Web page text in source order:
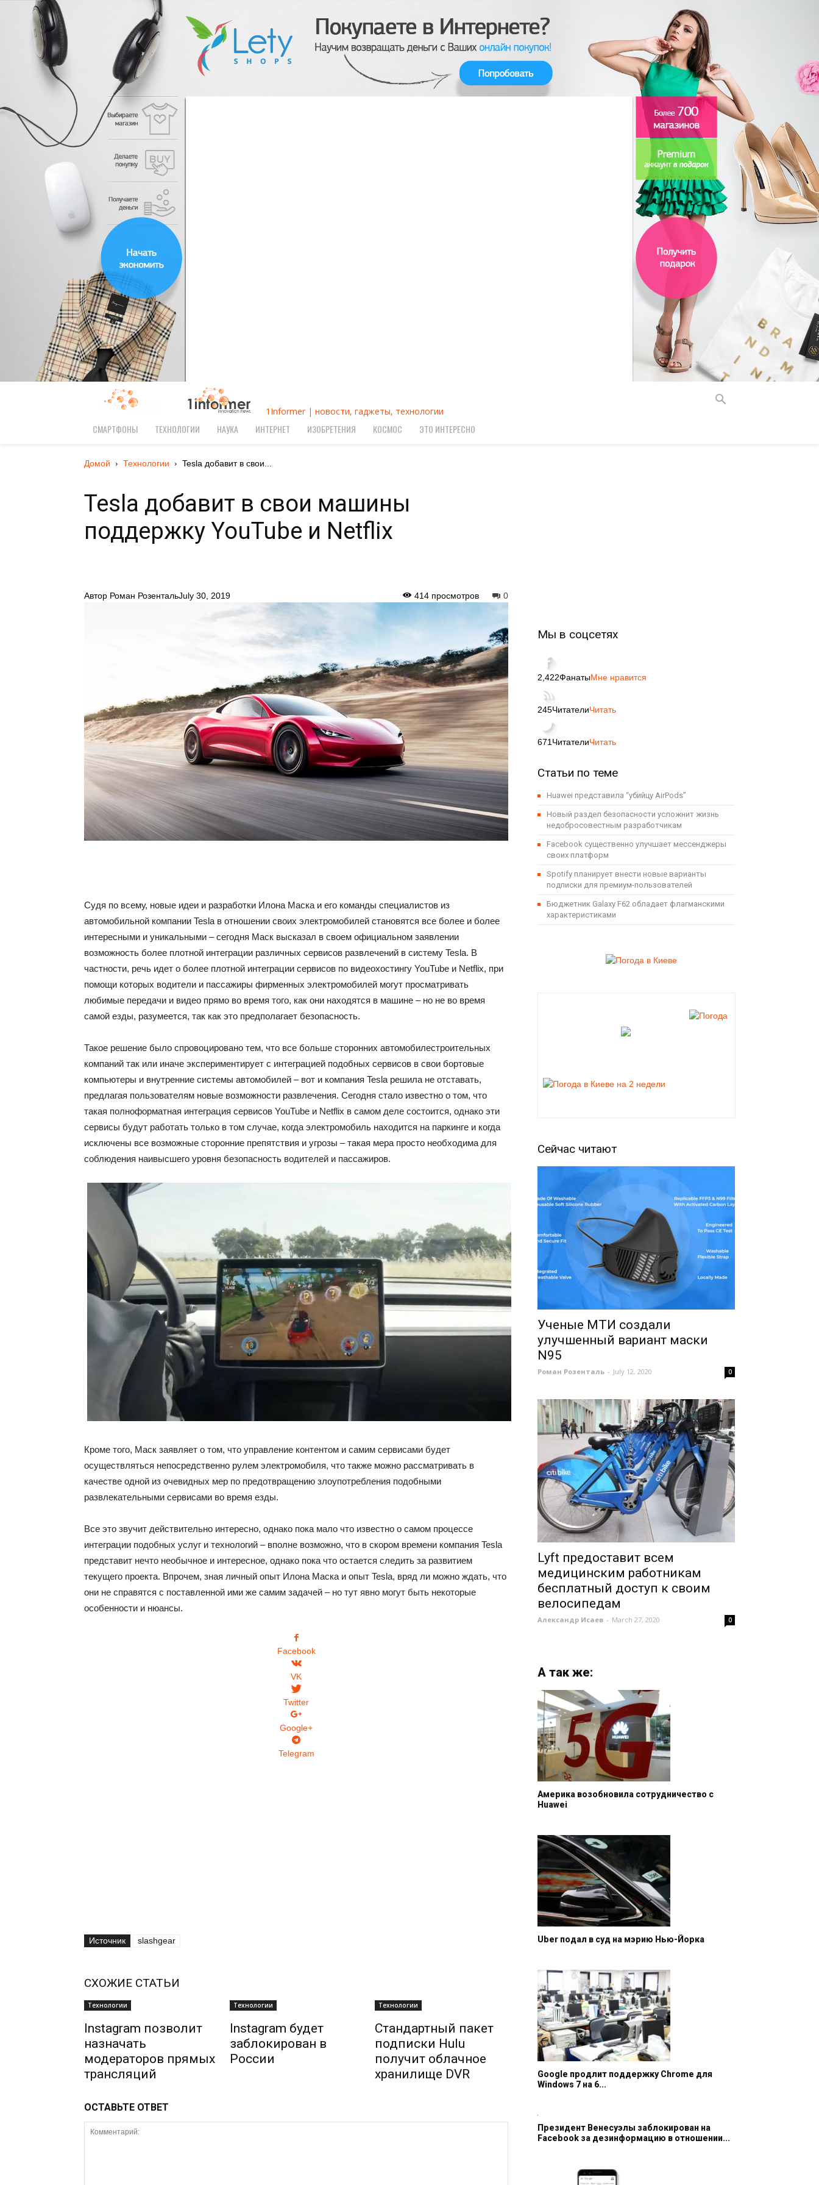
1Informer | новости, гаджеты, технологии
СМАРТФОНЫ ТЕХНОЛОГИИ НАУКА ИНТЕРНЕТ ИЗОБРЕТЕНИЯ КОСМОС ЭТО ИНТЕРЕСНО
Домой Технологии Tesla добавит в свои...
Tesla добавит в свои машины
поддержку YouTube и Netflix
Автор Роман РозентальJuly 30, 2019 0
414 просмотров
Судя по всему, новые идеи и разработки Илона Маска и его команды специалистов из
автомобильной компании Tesla в отношении своих электромобилей становятся все более и более
интересными и уникальными – сегодня Маск высказал в своем официальном заявлении
возможность более плотной интеграции различных сервисов развлечений в систему Tesla. В
частности, речь идет о более плотной интеграции сервисов по видеохостингу YouTube и Netflix, при
помощи которых водители и пассажиры фирменных электромобилей могут просматривать
любимые передачи и видео прямо во время того, как они находятся в машине – но не во время
самой езды, разумеется, так как это предполагает безопасность.
Такое решение было спровоцировано тем, что все больше сторонних автомобилестроительных
компаний так или иначе экспериментирует с интеграцией подобных сервисов в свои бортовые
компьютеры и внутренние системы автомобилей – вот и компания Tesla решила не отставать,
предлагая пользователям новые возможности развлечения. Сегодня стало известно о том, что
такая полноформатная интеграция сервисов YouTube и Netflix в самом деле состоится, однако эти
сервисы будут работать только в том случае, когда электромобиль находится на паркинге и когда
исключены все возможные сторонние препятствия и угрозы – такая мера просто необходима для
соблюдения наивысшего уровня безопасность водителей и пассажиров.
Кроме того, Маск заявляет о том, что управление контентом и самим сервисами будет
осуществляться непосредственно рулем электромобиля, что также можно рассматривать в
качестве одной из очевидных мер по предотвращению злоупотребления подобными
развлекательными сервисами во время езды.
Все это звучит действительно интересно, однако пока мало что известно о самом процессе
интеграции подобных услуг и технологий – вполне возможно, что в скором времени компания Tesla
представит нечто необычное и интересное, однако пока что остается следить за развитием
текущего проекта. Впрочем, зная личный опыт Илона Маска и опыт Tesla, вряд ли можно ждать, что
они не справятся с поставленной ими же самим задачей – но тут явно могут быть некоторые
особенности и нюансы.
Facebook
VK
Twitter
Google+
Telegram
Источник slashgear
СХОЖИЕ СТАТЬИ
Технологии
Instagram позволит
назначать
модераторов прямых
трансляций
Технологии
Instagram будет
заблокирован в
России
Технологии
Стандартный пакет
подписки Hulu
получит облачное
хранилище DVR
ОСТАВЬТЕ ОТВЕТ
Мы в соцсетях
2,422ФанатыМне нравится
245ЧитателиЧитать
671 ЧитателиЧитать
Статьи по теме
Huawei представила “убийцу AirPods”
Новый раздел безопасности усложнит жизнь
недобросовестным разработчикам
Facebook существенно улучшает мессенджеры
своих платформ
Spotify планирует внести новые варианты
подписки для премиум-пользователей
Бюджетник Galaxy F62 обладает флагманскими
характеристиками
Сейчас читают
Ученые МТИ создали
улучшенный вариант маски
N95
Роман Розенталь - July 12, 2020 0
Lyft предоставит всем
медицинским работникам
бесплатный доступ к своим
велосипедам
Александр Исаев - March 27, 2020 0
А так же:
Америка возобновила сотрудничество с
Huawei
Uber подал в суд на мэрию Нью-Йорка
Google продлит поддержку Chrome для
Windows 7 на 6...
Президент Венесуэлы заблокирован на
Facebook за дезинформацию в отношении...